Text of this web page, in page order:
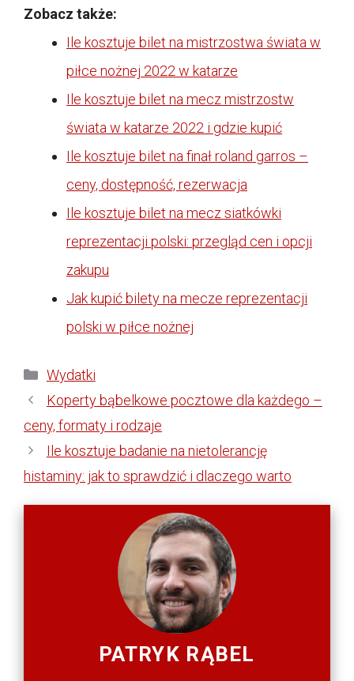
Zobacz także:
Ile kosztuje bilet na mistrzostwa świata w
piłce nożnej 2022 w katarze
Ile kosztuje bilet na mecz mistrzostw
świata w katarze 2022 i gdzie kupić
Ile kosztuje bilet na finał roland garros –
ceny, dostępność, rezerwacja
Ile kosztuje bilet na mecz siatkówki
reprezentacji polski: przegląd cen i opcji
zakupu
Jak kupić bilety na mecze reprezentacji
polski w piłce nożnej
Kategorie
Wydatki
Koperty bąbelkowe pocztowe dla każdego –
ceny, formaty i rodzaje
Ile kosztuje badanie na nietolerancję
histaminy: jak to sprawdzić i dlaczego warto
PATRYK RĄBEL